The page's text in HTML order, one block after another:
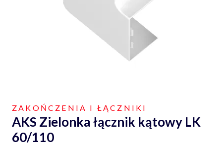
ZAKOŃCZENIA I ŁĄCZNIKI
AKS Zielonka łącznik kątowy LK
60/110